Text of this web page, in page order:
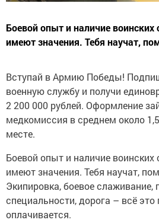
Боевой опыт и наличие воинских
имеют значения. Тебя научат,
Вступай в Армию Победы!
военную службу и получи
2 200 000 рублей. Оформление
медкомиссия в среднем около
месте.
Боевой опыт и наличие воинских
имеют значения. Тебя научат,
Экипировка, боевое слаживание,
специальности, дорога – всё это
оплачивается.